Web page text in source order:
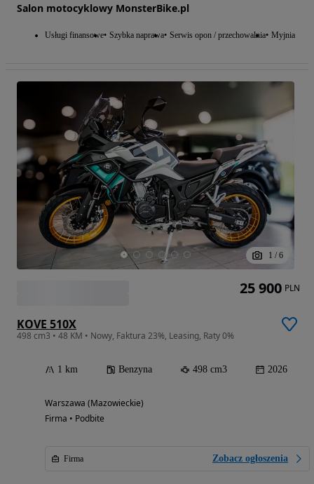
Salon motocyklowy MonsterBike.pl
Usługi finansowe Szybka naprawa Serwis opon / przechowalnia Myjnia
1 / 6
KOVE 510X
498 cm3 • 48 KM • Nowy, Faktura 23%, Leasing, Raty 0%
1 km Benzyna 498 cm3 2026
Warszawa (Mazowieckie)
Firma • Podbite
Firma Zobacz ogłoszenia
25 900 PLN